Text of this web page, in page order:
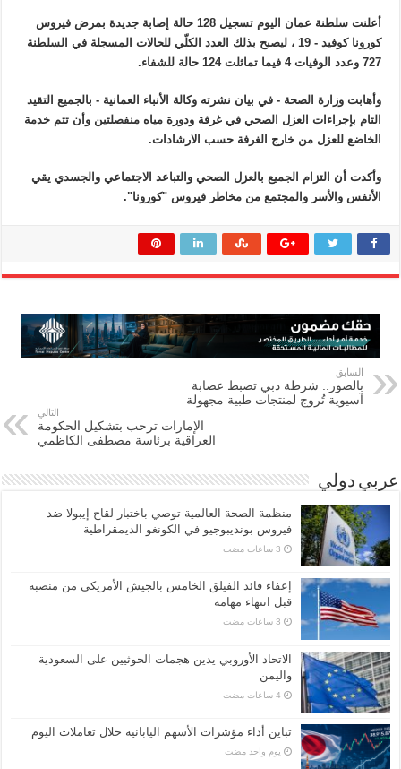
أعلنت سلطنة عمان اليوم تسجيل 128 حالة إصابة جديدة بمرض فيروس
كورونا كوفيد - 19 ، ليصبح بذلك العدد الكلّي للحالات المسجلة في السلطنة
727 وعدد الوفيات 4 فيما تماثلت 124 حالة للشفاء.
وأهابت وزارة الصحة - في بيان نشرته وكالة الأنباء العمانية - بالجميع التقيد
التام بإجراءات العزل الصحي في غرفة ودورة مياه منفصلتين وأن تتم خدمة
الخاضع للعزل من خارج الغرفة حسب الارشادات.
وأكدت أن التزام الجميع بالعزل الصحي والتباعد الاجتماعي والجسدي يقي
الأنفس والأسر والمجتمع من مخاطر فيروس "كورونا".
السابق
بالصور.. شرطة دبي تضبط عصابة
آسيوية تُروج لمنتجات طبية مجهولة
التالي
الإمارات ترحب بتشكيل الحكومة
العراقية برئاسة مصطفى الكاظمي
عربي دولي
منظمة الصحة العالمية توصي باختبار لقاح إيبولا ضد
فيروس بونديبوجيو في الكونغو الديمقراطية
إعفاء قائد الفيلق الخامس بالجيش الأمريكي من منصبه
قبل انتهاء مهامه
الاتحاد الأوروبي يدين هجمات الحوثيين على السعودية
واليمن
تباين أداء مؤشرات الأسهم اليابانية خلال تعاملات اليوم
‏يوم واحد مضت